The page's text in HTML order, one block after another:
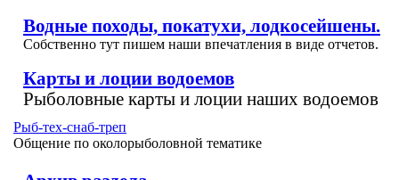
Водные походы, покатухи, лодкосейшены.
Собственно тут пишем наши впечатления в виде отчетов.
Карты и лоции водоемов
Рыболовные карты и лоции наших водоемов
Рыб-тех-снаб-треп
Общение по околорыболовной тематике